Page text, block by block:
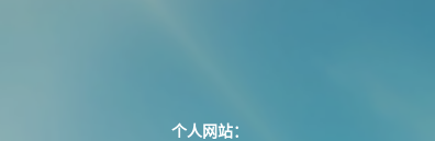
个人网站：